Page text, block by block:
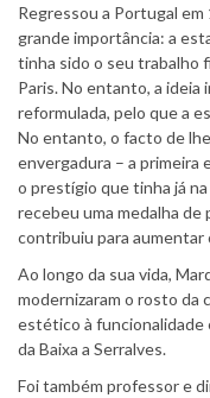
Regressou a Portugal
grande importância: a
tinha sido o seu trabalho
Paris. No entanto, a
reformulada, pelo que a
No entanto, o facto de
envergadura – a primeira
o prestígio que tinha já
recebeu uma medalha de
contribuiu para aumentar
Ao longo da sua vida,
modernizaram o rosto da
estético à funcionalidade
da Baixa a Serralves.
Foi também professor e